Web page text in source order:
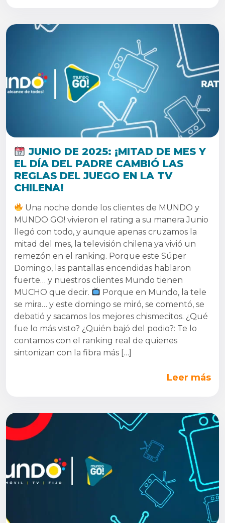
JUNIO DE 2025: ¡MITAD DE MES Y
EL DÍA DEL PADRE CAMBIÓ LAS
REGLAS DEL JUEGO EN LA TV
CHILENA!
Una noche donde los clientes de MUNDO y
MUNDO GO! vivieron el rating a su manera Junio
llegó con todo, y aunque apenas cruzamos la
mitad del mes, la televisión chilena ya vivió un
remezón en el ranking. Porque este Súper
Domingo, las pantallas encendidas hablaron
fuerte… y nuestros clientes Mundo tienen
MUCHO que decir.
Porque en Mundo, la tele
se mira… y este domingo se miró, se comentó, se
debatió y sacamos los mejores chismecitos. ¿Qué
fue lo más visto? ¿Quién bajó del podio?: Te lo
contamos con el ranking real de quienes
sintonizan con la fibra más […]
Leer más